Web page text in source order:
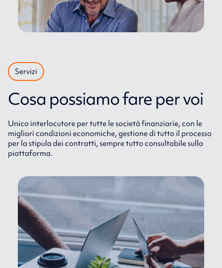
Servizi
Cosa possiamo fare per voi
Unico interlocutore per tutte le società finanziarie, con le
migliori condizioni economiche, gestione di tutto il processo
per la stipula dei contratti, sempre tutto consultabile sulla
piattaforma.